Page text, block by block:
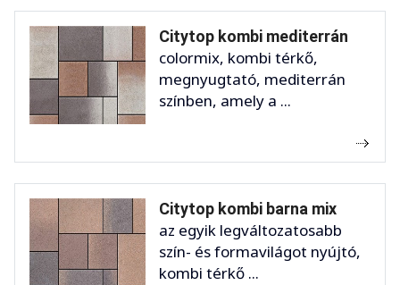
Citytop kombi mediterrán
colormix, kombi térkő,
megnyugtató, mediterrán
színben, amely a ...
Citytop kombi barna mix
az egyik legváltozatosabb
szín- és formavilágot nyújtó,
kombi térkő ...